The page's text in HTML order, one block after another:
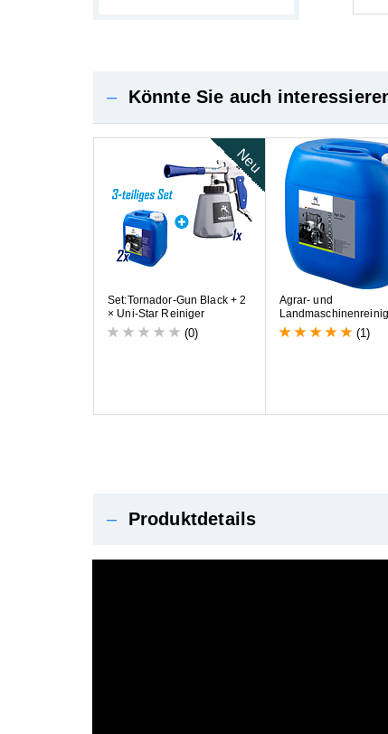
– Könnte Sie auch
Neu
Set:Tornador-Gun B lack + 2
× Uni-Star Reiniger
(0)
Agrar- und
Landmaschinenreinig
(1)
– Produktdetails